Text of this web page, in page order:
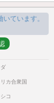
ています。
カ合衆国
コ